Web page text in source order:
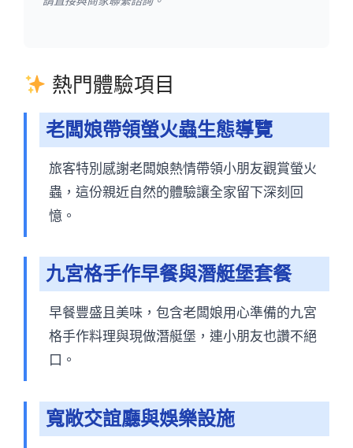
熱門體驗項目
老闆娘帶領螢火蟲生態導覽
旅客特別感謝老闆娘熱情帶領小朋友觀賞螢火
蟲，這份親近自然的體驗讓全家留下深刻回
憶。
九宮格手作早餐與潛艇堡套餐
早餐豐盛且美味，包含老闆娘用心準備的九宮
格手作料理與現做潛艇堡，連小朋友也讚不絕
口。
寬敞交誼廳與娛樂設施